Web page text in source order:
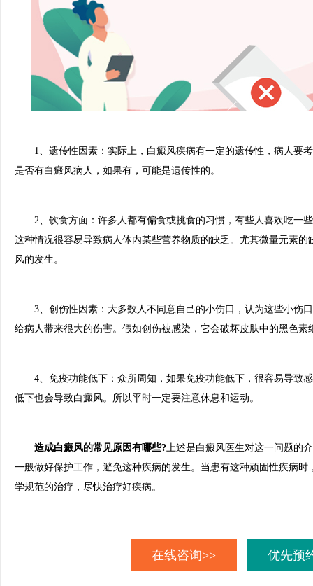
1、遗传性因素：实际上，白癜风疾病有一定的遗传性，病人要
是否有白癜风病人，如果有，可能是遗传性的。
2、饮食方面：许多人都有偏食或挑食的习惯，有些人喜欢吃一
这种情况很容易导致病人体内某些营养物质的缺乏。尤其微量元素
风的发生。
3、创伤性因素：大多数人不同意自己的小伤口，认为这些小伤
给病人带来很大的伤害。假如创伤被感染，它会破坏皮肤中的黑色素
4、免疫功能低下：众所周知，如果免疫功能低下，很容易导致
低下也会导致白癜风。所以平时一定要注意休息和运动。
造成白癜风的常见原因有哪些?上述是白癜风医生对这一问题的
一般做好保护工作，避免这种疾病的发生。当患有这种顽固性疾病
学规范的治疗，尽快治疗好疾病。
在线咨询>> 优先预